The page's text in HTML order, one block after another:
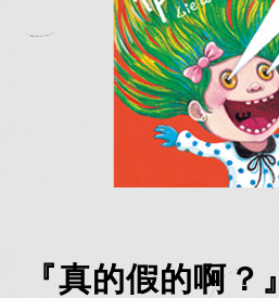
『真的假的啊？』